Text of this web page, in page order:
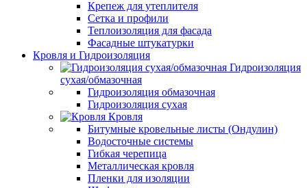
Крепеж для утеплителя
Сетка и профили
Теплоизоляция для фасада
Фасадные штукатурки
Кровля и Гидроизоляция
Гидроизоляция
сухая/обмазочная
Гидроизоляция обмазочная
Гидроизоляция сухая
Кровля
Битумные кровельные листы (Ондулин)
Водосточные системы
Гибкая черепица
Металлическая кровля
Пленки для изоляции